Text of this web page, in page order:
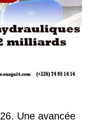
Une avancée